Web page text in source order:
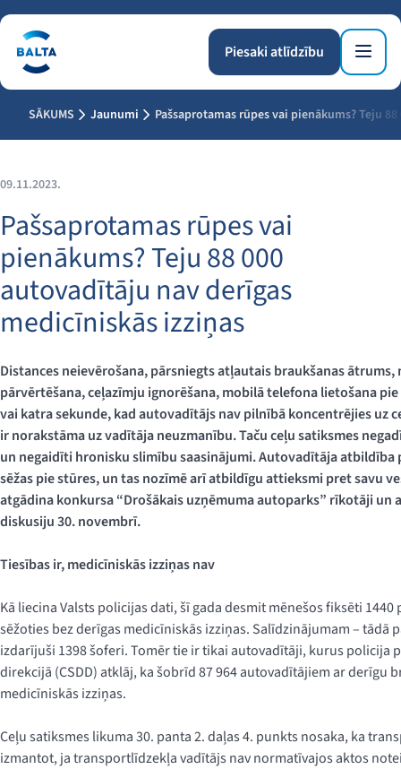
Piesaki atlīdzību
SĀKUMS Jaunumi Pašsaprotamas rūpes vai pienākums? Teju
09.11.2023.
Pašsaprotamas rūpes vai
pienākums? Teju 88 000
autovadītāju nav derīgas
medicīniskās izziņas
Distances neievērošana, pārsniegts atļautais braukšanas
pārvērtēšana, ceļazīmju ignorēšana, mobilā telefona lietošana
vai katra sekunde, kad autovadītājs nav pilnībā koncentrējies uz
ir norakstāma uz vadītāja neuzmanību. Taču ceļu satiksmes
un negaidīti hronisku slimību saasinājumi. Autovadītāja atbildība
sēžas pie stūres, un tas nozīmē arī atbildīgu attieksmi pret savu
atgādina konkursa “Drošākais uzņēmuma autoparks” rīkotāji
diskusiju 30. novembrī.
Tiesības ir, medicīniskās izziņas nav
Kā liecina Valsts policijas dati, šī gada desmit mēnešos fiksēti
sēžoties bez derīgas medicīniskās izziņas. Salīdzinājumam – tādā
izdarījuši 1398 šoferi. Tomēr tie ir tikai autovadītāji, kurus policija
direkcijā (CSDD) atklāj, ka šobrīd 87 964 autovadītājiem ar derīgu
medicīniskās izziņas.
Ceļu satiksmes likuma 30. panta 2. daļas 4. punkts nosaka, ka
izmantot, ja transportlīdzekļa vadītājs nav normatīvajos aktos